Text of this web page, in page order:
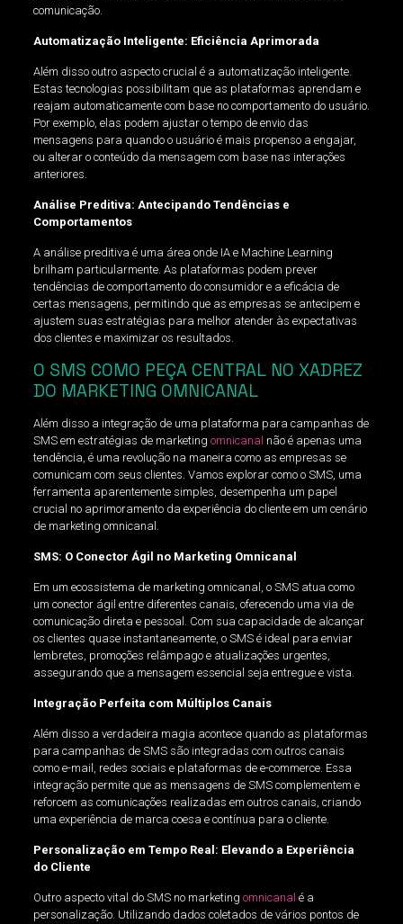
comunicação.
Automatização Inteligente: Eficiência Aprimorada
Além disso outro aspecto crucial é a automatização inteligente.
Estas tecnologias possibilitam que as plataformas aprendam e
reajam automaticamente com base no comportamento do usuário.
Por exemplo, elas podem ajustar o tempo de envio das
mensagens para quando o usuário é mais propenso a engajar,
ou alterar o conteúdo da mensagem com base nas interações
anteriores.
Análise Preditiva: Antecipando Tendências e
Comportamentos
A análise preditiva é uma área onde IA e Machine Learning
brilham particularmente. As plataformas podem prever
tendências de comportamento do consumidor e a eficácia de
certas mensagens, permitindo que as empresas se antecipem e
ajustem suas estratégias para melhor atender às expectativas
dos clientes e maximizar os resultados.
O SMS COMO PEÇA CENTRAL NO XADREZ
DO MARKETING OMNICANAL
Além disso a integração de uma plataforma para campanhas de
SMS em estratégias de marketing omnicanal não é apenas uma
tendência, é uma revolução na maneira como as empresas se
comunicam com seus clientes. Vamos explorar como o SMS, uma
ferramenta aparentemente simples, desempenha um papel
crucial no aprimoramento da experiência do cliente em um cenário
de marketing omnicanal.
SMS: O Conector Ágil no Marketing Omnicanal
Em um ecossistema de marketing omnicanal, o SMS atua como
um conector ágil entre diferentes canais, oferecendo uma via de
comunicação direta e pessoal. Com sua capacidade de alcançar
os clientes quase instantaneamente, o SMS é ideal para enviar
lembretes, promoções relâmpago e atualizações urgentes,
assegurando que a mensagem essencial seja entregue e vista.
Integração Perfeita com Múltiplos Canais
Além disso a verdadeira magia acontece quando as plataformas
para campanhas de SMS são integradas com outros canais
como e-mail, redes sociais e plataformas de e-commerce. Essa
integração permite que as mensagens de SMS complementem e
reforcem as comunicações realizadas em outros canais, criando
uma experiência de marca coesa e contínua para o cliente.
Personalização em Tempo Real: Elevando a Experiência
do Cliente
Outro aspecto vital do SMS no marketing omnicanal é a
personalização. Utilizando dados coletados de vários pontos de